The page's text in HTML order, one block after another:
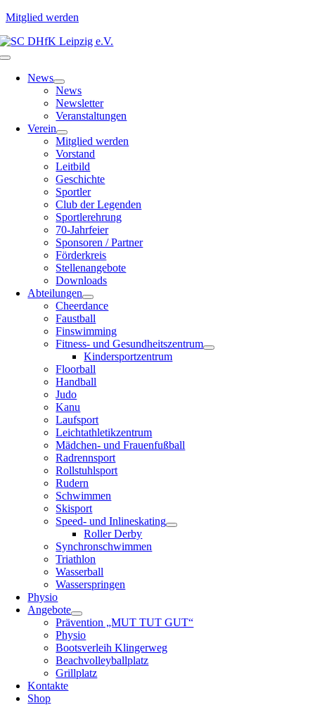
Mitglied werden
Zum
Inhalt
Toggle
NavigationNews
News
Newsletter
Veranstaltungen
Verein
Mitglied werden
Vorstand
Leitbild
Geschichte
Sportler
Club der Legenden
Sportlerehrung
70-Jahrfeier
Sponsoren / Partner
Förderkreis
Stellenangebote
Downloads
Abteilungen
Cheerdance
Faustball
Finswimming
Fitness- und Gesundheitszentrum
Kindersportzentrum
Floorball
Handball
Judo
Kanu
Laufsport
Leichtathletikzentrum
Mädchen- und Frauenfußball
Radrennsport
Rollstuhlsport
Rudern
Schwimmen
Skisport
Speed- und Inlineskating
Roller Derby
Synchronschwimmen
Triathlon
Wasserball
Wasserspringen
Physio
Angebote
Prävention „MUT TUT GUT“
Physio
Bootsverleih Klingerweg
Beachvolleyballplatz
Grillplatz
Kontakte
Shop